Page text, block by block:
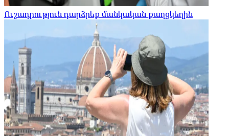
Ուշադրություն դարձրեք մանկական քաղցկեղին